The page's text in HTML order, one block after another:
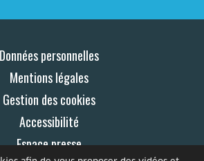
Données personnelles
Mentions légales
Gestion des cookies
Accessibilité
Espace presse